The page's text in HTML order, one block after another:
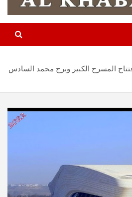
المسرح الكبير وبرج محمد السادس